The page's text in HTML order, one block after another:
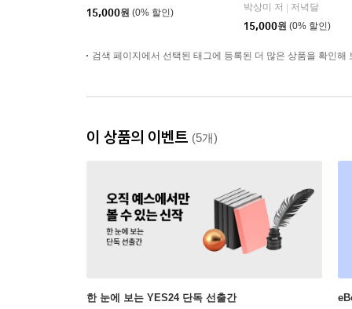
15,000원 (0% 할인) 박상미 저 | 저녁달
15,000원 (0% 할인)
검색 페이지에서 선택된 태그에 등록된 더 많은 상품을 확인해
이 상품의 이벤트 (5개)
한 눈에 보는 YES24 단독 선출간